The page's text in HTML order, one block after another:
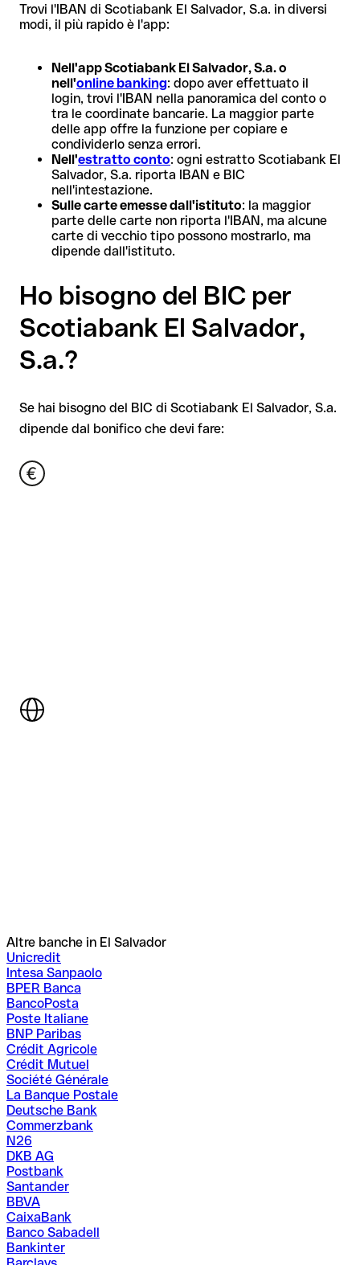
Trovi l'IBAN di Scotiabank El Salvador, S.a. in diversi
modi, il più rapido è l'app:
Nell'app Scotiabank El Salvador, S.a. o
nell'online banking: dopo aver effettuato il
login, trovi l'IBAN nella panoramica del conto o
tra le coordinate bancarie. La maggior parte
delle app offre la funzione per copiare e
condividerlo senza errori.
Nell'estratto conto: ogni estratto Scotiabank El
Salvador, S.a. riporta IBAN e BIC
nell'intestazione.
Sulle carte emesse dall'istituto: la maggior
parte delle carte non riporta l'IBAN, ma alcune
carte di vecchio tipo possono mostrarlo, ma
dipende dall'istituto.
Ho bisogno del BIC per
Scotiabank El Salvador,
S.a.?
Se hai bisogno del BIC di Scotiabank El Salvador, S.a.
dipende dal bonifico che devi fare:
Altre banche in El Salvador
Unicredit
Intesa Sanpaolo
BPER Banca
BancoPosta
Poste Italiane
BNP Paribas
Crédit Agricole
Crédit Mutuel
Société Générale
La Banque Postale
Deutsche Bank
Commerzbank
N26
DKB AG
Postbank
Santander
BBVA
CaixaBank
Banco Sabadell
Bankinter